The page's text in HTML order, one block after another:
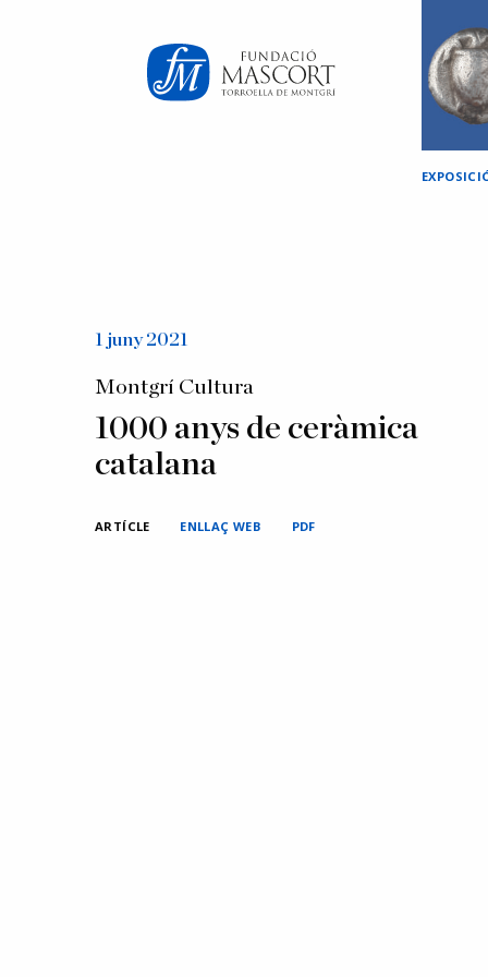
1 juny 2021
Montgrí Cultura
1000 anys de ceràmica
catalana
ARTÍCLE ENLLAÇ WEB PDF